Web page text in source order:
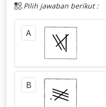
Pilih jawaban berikut :
A
B